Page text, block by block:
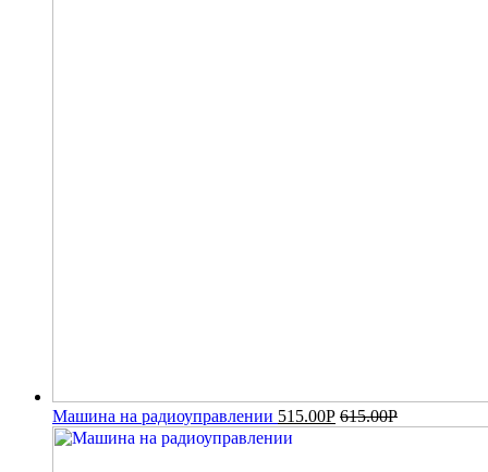
Машина на радиоуправлении 515.00Р 615.00Р